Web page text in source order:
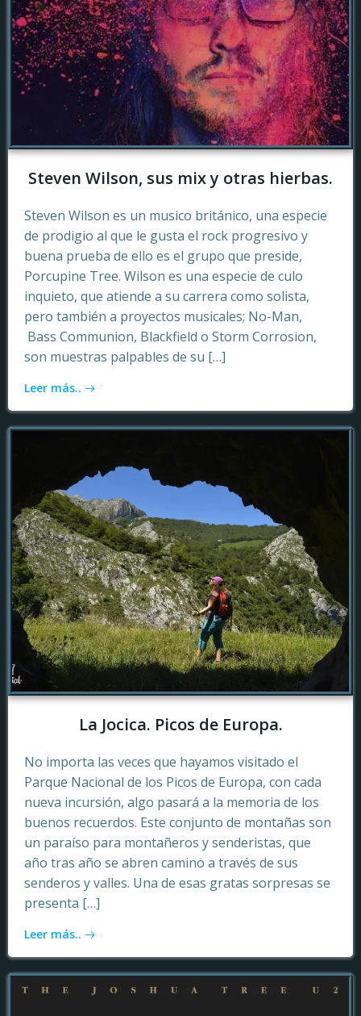
Steven Wilson, sus mix y otras hierbas.
Steven Wilson es un musico británico, una especie
de prodigio al que le gusta el rock progresivo y
buena prueba de ello es el grupo que preside,
Porcupine Tree. Wilson es una especie de culo
inquieto, que atiende a su carrera como solista,
pero también a proyectos musicales; No-Man,
Bass Communion, Blackfield o Storm Corrosion,
son muestras palpables de su […]
Leer más..
La Jocica. Picos de Europa.
No importa las veces que hayamos visitado el
Parque Nacional de los Picos de Europa, con cada
nueva incursión, algo pasará a la memoria de los
buenos recuerdos. Este conjunto de montañas son
un paraíso para montañeros y senderistas, que
año tras año se abren camino a través de sus
senderos y valles. Una de esas gratas sorpresas se
presenta […]
Leer más..